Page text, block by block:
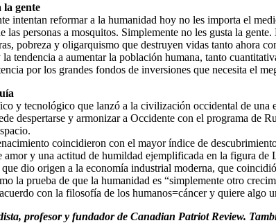
la gente
intentan reformar a la humanidad hoy no les importa el
personas a mosquitos. Simplemente no les gusta la
pobreza y oligarquismo que destruyen vidas tanto ahora
tendencia a aumentar la población humana, tanto
por los grandes fondos de inversiones que necesita el
y tecnológico que lanzó a la civilización occidental de una
despertarse y armonizar a Occidente con el programa de
coincidieron con el mayor índice de
amor y una actitud de humildad ejemplificada en la figura
dio origen a la economía industrial moderna, que
la prueba de que la humanidad es “simplemente otro
con la filosofía de los humanos=cáncer y quiere
profesor y fundador de Canadian Patriot Review.